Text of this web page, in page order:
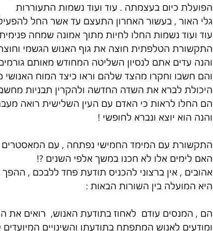
הפועלת כיום בעצמתה . עוד ועוד נשמות התעוררות
גלי האור , בעשור האחרון התעצם עד אשר החל
עוד ועוד נשמות החלו לחיות מתוך אמונה שמחה
התקשורת הטלפתית חוצה את גוף האנוש הגשמי
והנה עדים אתם לנסיון השליטה המחודש מאותם
והם חשבו וחקרו מהצד שלהם וראו כיצד המוח
היכולת לברא את השדה החדשה ולהקרין תבניות
הם החלו לראות כי האדם עם העין השלישית רואה
והנה הוא יוצא ונברא לחופשי !
התקשורת עם המימד החמישי נפתחה , עם המאסטרים
האם לימים אלו לא חכנו במשך אלפי השנים ?!
אהובים , אין ברצוני להכניס תודעת פחד ללבכם ,
היא המועלה בין השורות הבאות :
הם , המנסים עודם  לאחוז בתודעת האנוש,  רואים את
ומודעים לאנוש המתפתח בתודעתו והשינויים